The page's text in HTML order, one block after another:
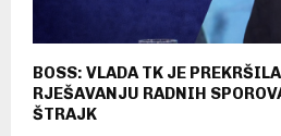
BOSS: VLADA TK JE
RJEŠAVANJU RADNIH
ŠTRAJK